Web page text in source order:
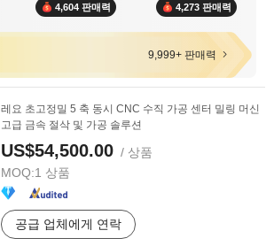
4,604 판매력 4,273 판매력
9,999+ 판매력
레요 초고정밀 5 축 동시 CNC 수직 가공 센터 밀링 머신
고급 금속 절삭 및 가공 솔루션
US$54,500.00 / 상품
MOQ:1 상품
공급 업체에게 연락